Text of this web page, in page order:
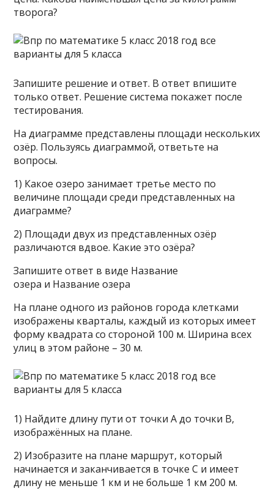
творога?
Запишите решение и ответ. В ответ впишите
только ответ. Решение система покажет после
тестирования.
На диаграмме представлены площади нескольких
озёр. Пользуясь диаграммой, ответьте на
вопросы.
1) Какое озеро занимает третье место по
величине площади среди представленных на
диаграмме?
2) Площади двух из представленных озёр
различаются вдвое. Какие это озёра?
Запишите ответ в виде Название
озера и Название озера
На плане одного из районов города клетками
изображены кварталы, каждый из которых имеет
форму квадрата со стороной 100 м. Ширина всех
улиц в этом районе – 30 м.
1) Найдите длину пути от точки А до точки В,
изображённых на плане.
2) Изобразите на плане маршрут, который
начинается и заканчивается в точке С и имеет
длину не меньше 1 км и не больше 1 км 200 м.